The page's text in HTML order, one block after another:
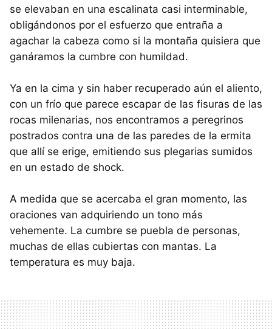
se elevaban en una escalinata casi interminable,
obligándonos por el esfuerzo que entraña a
agachar la cabeza como si la montaña quisiera que
ganáramos la cumbre con humildad.
Ya en la cima y sin haber recuperado aún el aliento,
con un frío que parece escapar de las fisuras de las
rocas milenarias, nos encontramos a peregrinos
postrados contra una de las paredes de la ermita
que allí se erige, emitiendo sus plegarias sumidos
en un estado de shock.
A medida que se acercaba el gran momento, las
oraciones van adquiriendo un tono más
vehemente. La cumbre se puebla de personas,
muchas de ellas cubiertas con mantas. La
temperatura es muy baja.